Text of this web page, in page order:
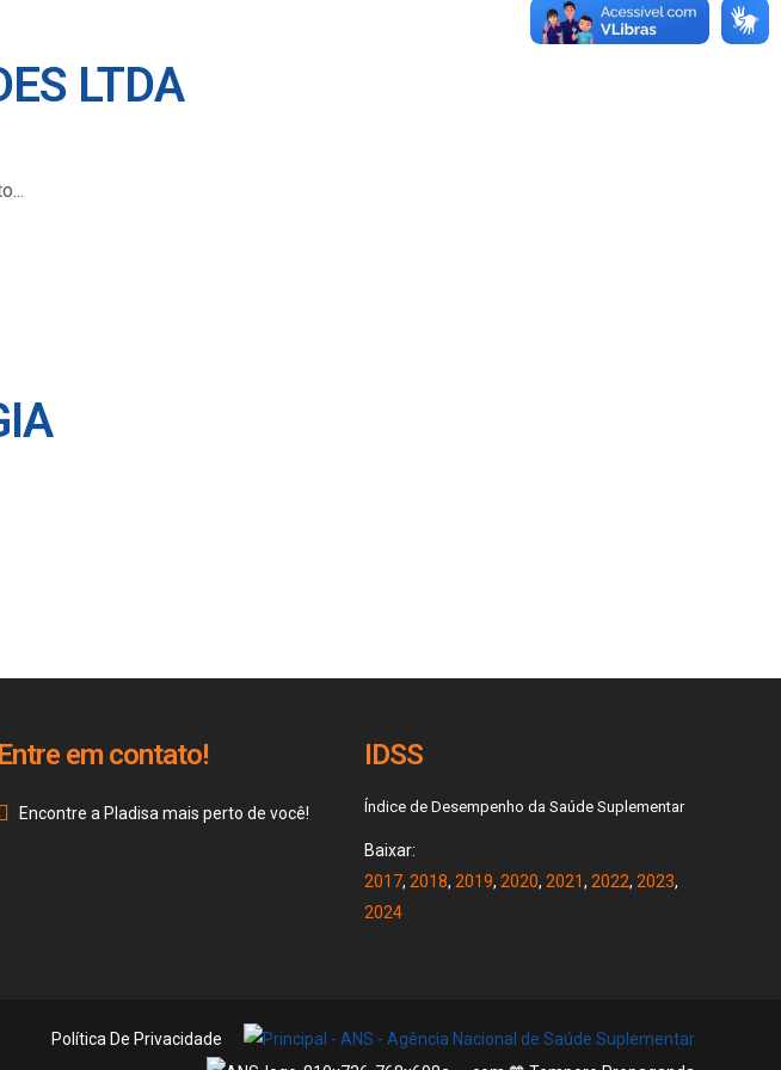
LTDA
Entre em contato!
Encontre a Pladisa mais perto de você!
IDSS
Índice de Desempenho da Saúde Suplementar
Baixar:
2017, 2018, 2019, 2020, 2021, 2022, 2023,
2024
Política De Privacidade